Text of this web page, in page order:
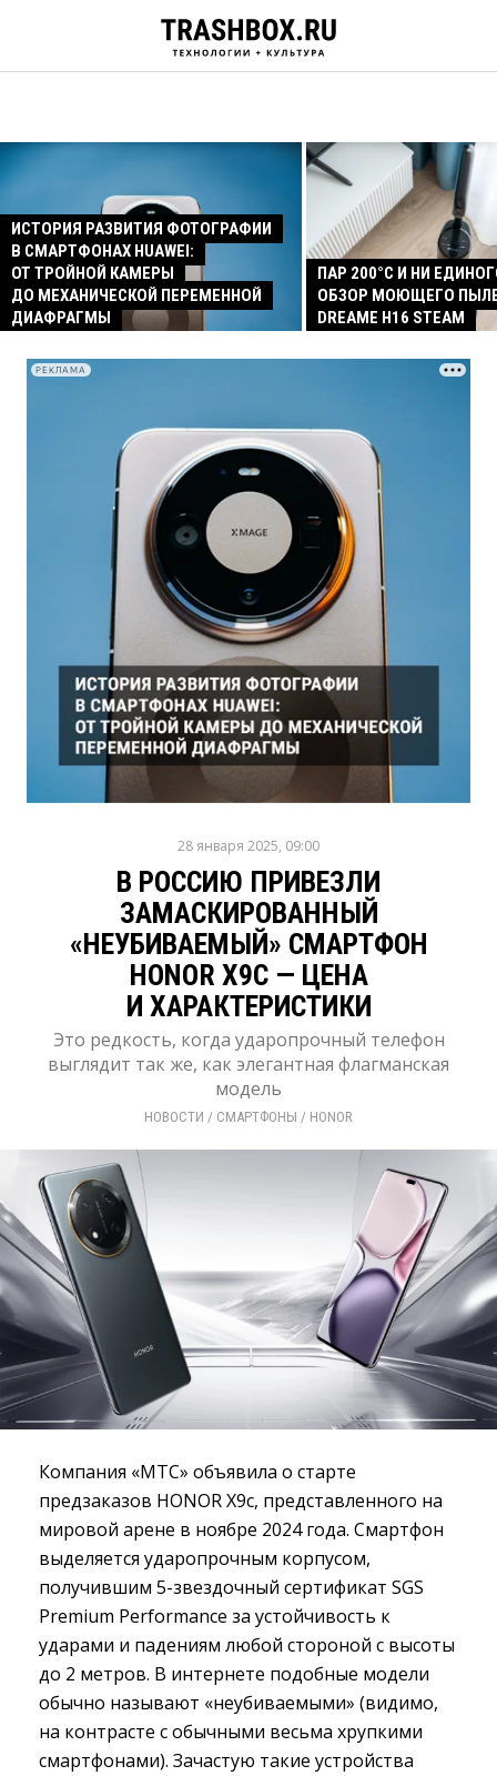
ИСТОРИЯ РАЗВИТИЯ ФОТОГРАФИИ
В СМАРТФОНАХ HUAWEI:
ОТ ТРОЙНОЙ КАМЕРЫ
ДО МЕХАНИЧЕСКОЙ ПЕРЕМЕННОЙ
ДИАФРАГМЫ
ПАР 200°C И НИ
ОБЗОР МОЮЩЕГО
DREAME H16 STEAM
РЕКЛАМА
28 января 2025, 09:00
В РОССИЮ ПРИВЕЗЛИ
ЗАМАСКИРОВАННЫЙ
«НЕУБИВАЕМЫЙ» СМАРТФОН
HONOR X9C — ЦЕНА
И ХАРАКТЕРИСТИКИ
Это редкость, когда ударопрочный телефон
выглядит так же, как элегантная флагманская
модель
НОВОСТИ / СМАРТФОНЫ / HONOR
Компания «МТС» объявила о старте
предзаказов HONOR X9c, представленного на
мировой арене в ноябре 2024 года. Смартфон
выделяется ударопрочным корпусом,
получившим 5-звездочный сертификат SGS
Premium Performance за устойчивость к
ударами и падениям любой стороной с высоты
до 2 метров. В интернете подобные модели
обычно называют «неубиваемыми» (видимо,
на контрасте с обычными весьма хрупкими
смартфонами). Зачастую такие устройства